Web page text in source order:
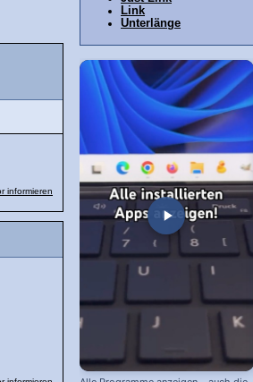
informieren
Link
Unterlänge